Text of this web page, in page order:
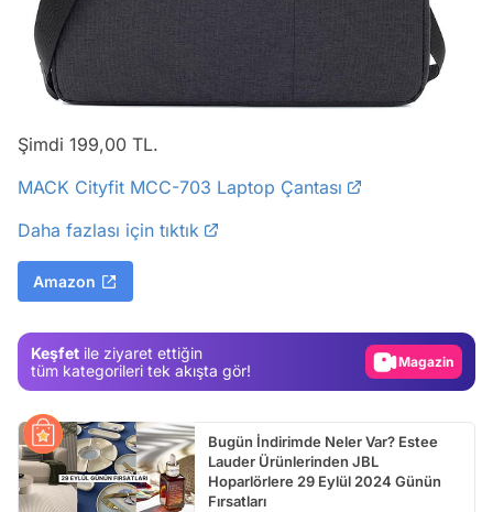
Şimdi 199,00 TL.
MACK Cityfit MCC-703 Laptop Çantası
Daha fazlası için tıktık
Amazon
Keşfet ile ziyaret ettiğin
tüm kategorileri tek akışta gör!
Video
Bugün İndirimde Neler Var? Estee
Lauder Ürünlerinden JBL
Hoparlörlere 29 Eylül 2024 Günün
Fırsatları